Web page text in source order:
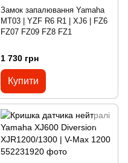
Замок запалювання Yamaha
MT03 | YZF R6 R1 | XJ6 | FZ6
FZ07 FZ09 FZ8 FZ1
1 730 грн
Купити